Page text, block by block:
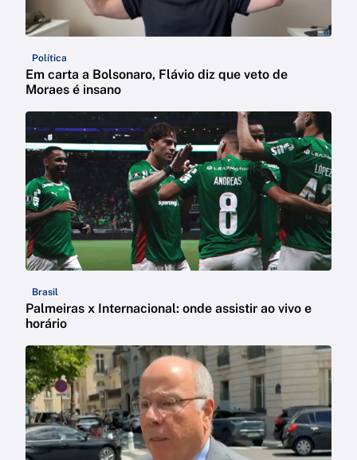
Política
Em carta a Bolsonaro, Flávio diz que veto de
Moraes é insano
Brasil
Palmeiras x Internacional: onde assistir ao vivo e
horário